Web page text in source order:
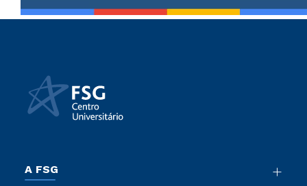
A FSG